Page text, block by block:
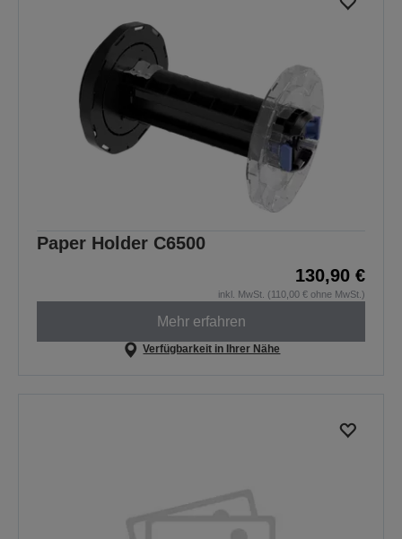
Paper Holder C6500
130,90 €
inkl. MwSt. (110,00 € ohne MwSt.)
Mehr erfahren
Verfügbarkeit in Ihrer Nähe